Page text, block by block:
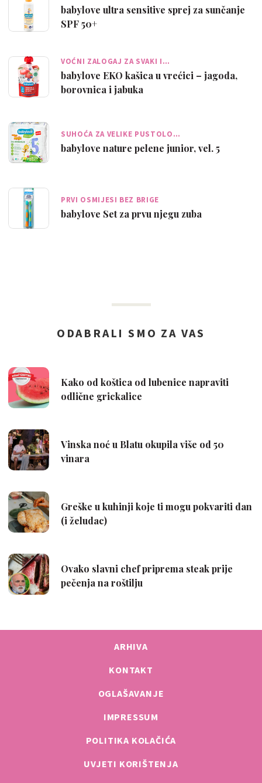
babylove ultra sensitive sprej za sunčanje
SPF 50+
VOĆNI ZALOGAJ ZA SVAKI I…
babylove EKO kašica u vrećici – jagoda,
borovnica i jabuka
SUHOĆA ZA VELIKE PUSTOLO…
babylove nature pelene junior, vel. 5
PRVI OSMIJESI BEZ BRIGE
babylove Set za prvu njegu zuba
ARHIVA
KONTAKT
OGLAŠAVANJE
IMPRESSUM
POLITIKA KOLAČIĆA
UVJETI KORIŠTENJA